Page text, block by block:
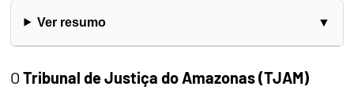
Ver resumo
OTribunal de Justiça do Amazonas (TJAM)